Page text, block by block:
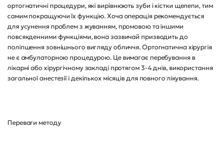
ортогнатичні процедури, які вирівнюють зуби і кістки щелепи, тим
самим покращуючи їх функцію. Хоча операція рекомендується
для усунення проблем з жуванням, промовою та іншими
повсякденними функціями, вона зазвичай призводить до
поліпшення зовнішнього вигляду обличчя. Ортогнатична хірургія
не є амбулаторною процедурою. Це вимагає перебування в
лікарні або хірургічному закладі протягом 3-4 днів, використання
загальної анестезії і декількох місяців для повного лікування.
Переваги методу